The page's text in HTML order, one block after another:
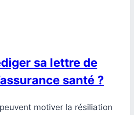
sa lettre de
santé ?
motiver la résiliation